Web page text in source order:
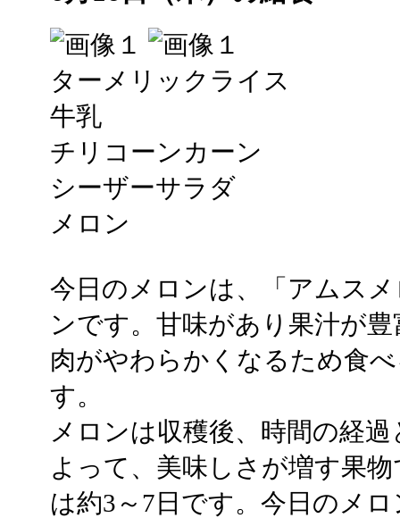
ターメリックライス
牛乳
チリコーンカーン
シーザーサラダ
メロン
今日のメロンは、「アムス
ンです。甘味があり果汁が
肉がやわらかくなるため食
す。
メロンは収穫後、時間の経
よって、美味しさが増す果
は約3～7日です。今日のメ